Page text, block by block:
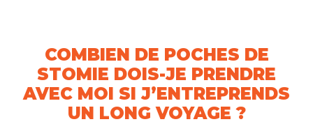
COMBIEN DE POCHES DE
STOMIE DOIS-JE PRENDRE
AVEC MOI SI J’ENTREPRENDS
UN LONG VOYAGE ?